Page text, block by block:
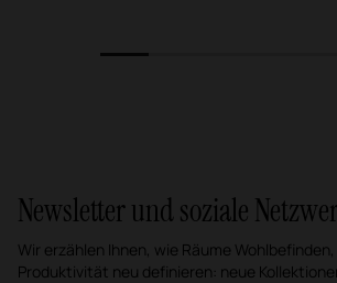
Newsletter und soziale
Wir erzählen Ihnen, wie Räume
Produktivität neu definieren: neue